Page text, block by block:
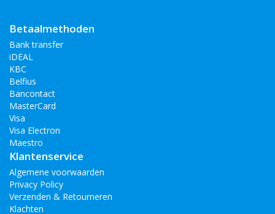
Betaalmethoden
Bank transfer
iDEAL
KBC
Belfius
Bancontact
MasterCard
Visa
Visa Electron
Maestro
Klantenservice
Algemene voorwaarden
Privacy Policy
Verzenden & Retourneren
Klachten